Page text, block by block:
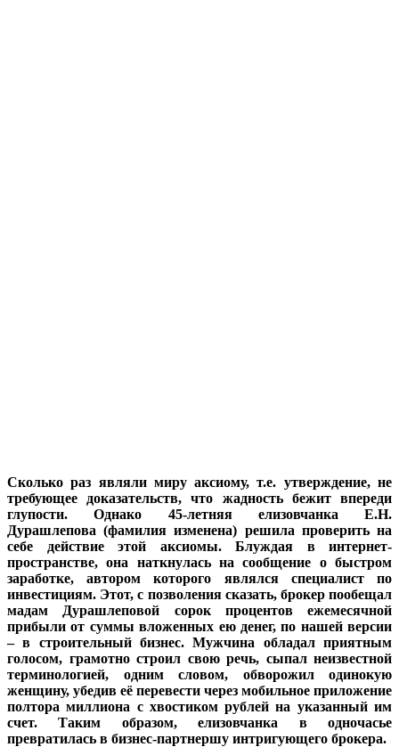
Сколько раз являли миру аксиому, т.е. утверждение, не
требующее доказательств, что жадность бежит впереди
глупости. Однако 45-летняя елизовчанка Е.Н.
Дурашлепова (фамилия изменена) решила проверить на
себе действие этой аксиомы. Блуждая в интернет-
пространстве, она наткнулась на сообщение о быстром
заработке, автором которого являлся специалист по
инвестициям. Этот, с позволения сказать, брокер пообещал
мадам Дурашлеповой сорок процентов ежемесячной
прибыли от суммы вложенных ею денег, по нашей версии
– в строительный бизнес. Мужчина обладал приятным
голосом, грамотно строил свою речь, сыпал неизвестной
терминологией, одним словом, обворожил одинокую
женщину, убедив её перевести через мобильное приложение
полтора миллиона с хвостиком рублей на указанный им
счет. Таким образом, елизовчанка в одночасье
превратилась в бизнес-партнершу интригующего брокера.